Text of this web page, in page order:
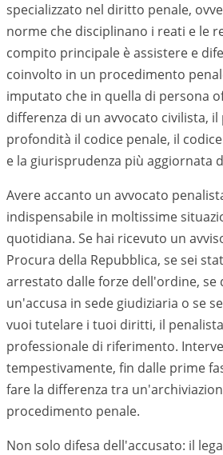
specializzato nel diritto penale,
norme che disciplinano i reati e le
compito principale è assistere e
coinvolto in un procedimento
imputato che in quella di persona
differenza di un avvocato civilista,
profondità il codice penale, il
e la giurisprudenza più aggiornata
Avere accanto un avvocato
indispensabile in moltissime
quotidiana. Se hai ricevuto un
Procura della Repubblica, se sei
arrestato dalle forze dell'ordine, se
un'accusa in sede giudiziaria o se
vuoi tutelare i tuoi diritti, il
professionale di riferimento.
tempestivamente, fin dalle prime
fare la differenza tra
procedimento penale.
Non solo difesa dell'accusato: il